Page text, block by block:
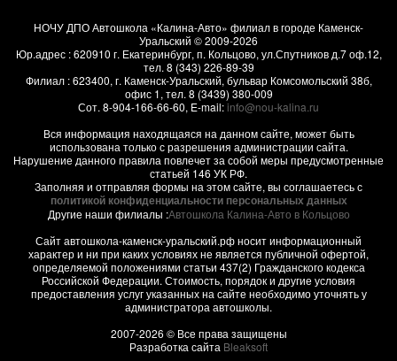
НОЧУ ДПО Автошкола «Калина-Авто» филиал в городе Каменск-
Уральский © 2009-2026
Юр.адрес :620910 г. Екатеринбург, п. Кольцово, ул.Спутников д.7 оф.12,
тел. 8 (343) 226-89-39
Филиал :623400, г. Каменск-Уральский, бульвар Комсомольский 38б,
офис 1, тел. 8 (3439) 380-009
Сот. 8-904-166-66-60, E-mail:info@nou-kalina.ru
Вся информация находящаяся на данном сайте, может быть
использована только с разрешения администрации сайта.
Нарушение данного правила повлечет за собой меры предусмотренные
статьей 146 УК РФ.
Заполняя и отправляя формы на этом сайте, вы соглашаетесь с
политикой конфиденциальности персональных данных
Другие наши филиалы :Автошкола Калина-Авто в Кольцово
Сайт автошкола-каменск-уральский.рф носит информационный
характер и ни при каких условиях не является публичной офертой,
определяемой положениями статьи 437(2) Гражданского кодекса
Российской Федерации. Стоимость, порядок и другие условия
предоставления услуг указанных на сайте необходимо уточнять у
администратора автошколы.
2007-2026 © Все права защищены
Разработка сайта Bleaksoft